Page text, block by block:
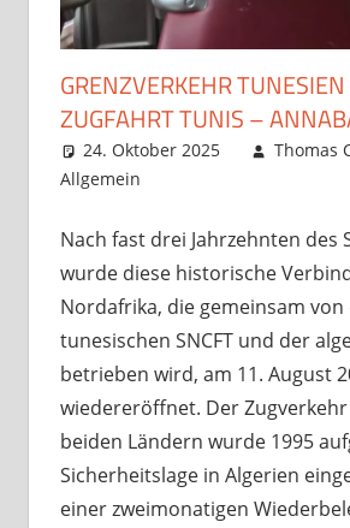
GRENZVERKEHR
ZUGFAHRT TUNIS –
24. Oktober 2025
Thomas
Allgemein
Nach fast drei Jahrzehnten des
wurde diese historische
Nordafrika, die gemeinsam von
tunesischen SNCFT und der
betrieben wird, am 11. August
wiedereröffnet. Der
beiden Ländern wurde 1995
Sicherheitslage in Algerien
einer zweimonatigen